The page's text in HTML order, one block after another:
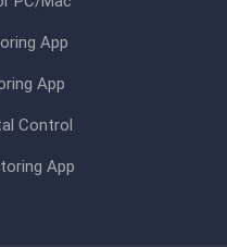
App
App
Control
App